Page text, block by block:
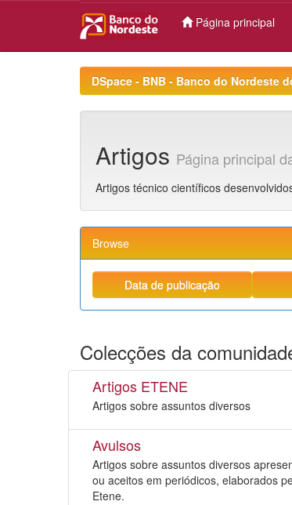
Página principal
DSpace - BNB - Banco do Nordeste
Artigos Página principal
Artigos técnico científicos
Browse
Colecções da
Artigos ETENE
Artigos sobre assuntos diversos
Avulsos
Artigos sobre assuntos diversos
ou aceitos em periódicos, elaborados
Etene.